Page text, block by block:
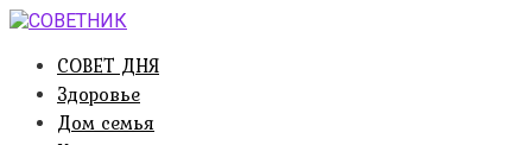
Перейти
контентуСОВЕТ ДНЯ
Здоровье
Дом семья